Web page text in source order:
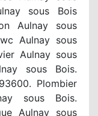
sous Bois
Aulnay sous
Aulnay sous
Aulnay sous
sous Bois.
Plombier
sous Bois.
Aulnay sous